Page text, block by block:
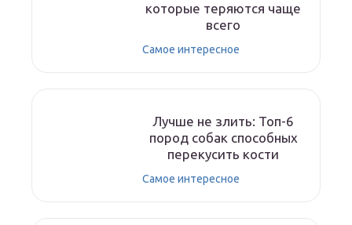
которые теряются чаще
всего
Самое интересное
Лучше не злить: Топ-6
пород собак способных
перекусить кости
Самое интересное